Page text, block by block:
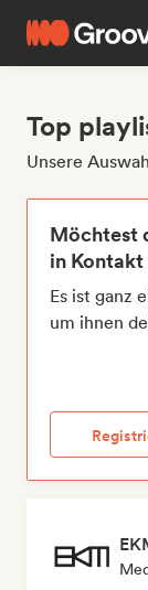
Top
Unsere
Möchtest
in
Es ist ganz
um ihnen